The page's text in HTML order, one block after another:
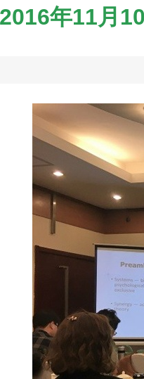
2016年11月